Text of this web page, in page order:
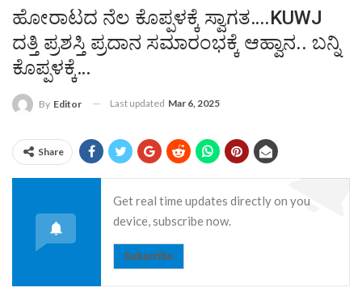
ಹೋರಾಟದ ನೆಲ ಕೊಪ್ಪಳಕ್ಕೆ ಸ್ವಾಗತ….KUWJ
ದತ್ತಿ ಪ್ರಶಸ್ತಿ ಪ್ರದಾನ ಸಮಾರಂಭಕ್ಕೆ ಆಹ್ವಾನ.. ಬನ್ನಿ
ಕೊಪ್ಪಳಕ್ಕೆ…
By Editor Last updated Mar 6, 2025
Share
Get real time updates directly on you
device, subscribe now.
Subscribe